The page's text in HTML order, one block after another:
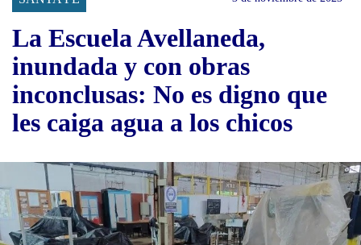
La Escuela Avellaneda,
inundada y con obras
inconclusas: No es digno que
les caiga agua a los chicos